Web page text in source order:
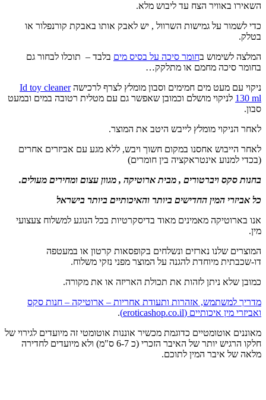
השאירו באוויר הצח עד ליבוש מלא.
כדי לשמור על גמישות השרוול , יש לאבק אותו באבקת קורנפלור או
בטלק.
המלצה לשימוש בחומר סיכה על בסיס מים בלבד – תוכלו לבחור גם
בחומר סיכה מחמם או מתלקק…
ניקוי עם מעט מים חמימים וסבון מומלץ לצרף לרכישהId toy cleaner
130 ml לניקוי מושלם וכמובן שאפשר גם עם מטלית רטובה במים ובמעט
סבון.
לאחר הניקוי מומלץ לייבש היטב את המוצר.
לאחר הייבוש אחסנו במקום חשוך ויבש, ללא מגע עם אביזרים אחרים
(בכדי למנוע אינטראקציה בין חומרים)
בחנות סקס ויברטורים , מבית ארוטיקה , מגוון עצום ומחירים מעולים.
כל אביזרי המין החדישים ביותר והאיכותיים ביותר בישראל
אנו בארוטיקה מאמינים מאוד בדיסקרטיות בכל הנוגע למשלוח צעצועי
מין.
המוצרים שלנו נארזים ונשלחים בקופסאות קרטון או במעטפה
דו-שכבתית מיוחדת להגנה על המוצר מפני נזקי משלוח.
כמובן שלא ניתן לזהות את תכולת האריזה או את מקורה.
מדריך למשתמש, אזהרות ותעודת אחריות – ארוטיקה – חנות סקס
ואביזרי מין איכותיים (eroticashop.co.il)
.
מאוננים אוטומטיים כדוגמת מכשיר אוננות אוטומטי זה מיועדים לגירוי של
חלקו הרגיש יותר של האיבר הזכרי (כ 6-7 ס"מ) ולא מיועדים לחדירה
מלאה של איבר המין לתוכם.